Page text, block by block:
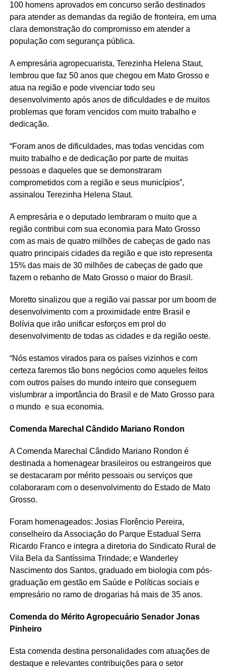
100 homens aprovados em concurso serão destinados
para atender as demandas da região de fronteira, em uma
clara demonstração do compromisso em atender a
população com segurança pública.
A empresária agropecuarista, Terezinha Helena Staut,
lembrou que faz 50 anos que chegou em Mato Grosso e
atua na região e pode vivenciar todo seu
desenvolvimento após anos de dificuldades e de muitos
problemas que foram vencidos com muito trabalho e
dedicação.
“Foram anos de dificuldades, mas todas vencidas com
muito trabalho e de dedicação por parte de muitas
pessoas e daqueles que se demonstraram
comprometidos com a região e seus municípios”,
assinalou Terezinha Helena Staut.
A empresária e o deputado lembraram o muito que a
região contribui com sua economia para Mato Grosso
com as mais de quatro milhões de cabeças de gado nas
quatro principais cidades da região e que isto representa
15% das mais de 30 milhões de cabeças de gado que
fazem o rebanho de Mato Grosso o maior do Brasil.
Moretto sinalizou que a região vai passar por um boom de
desenvolvimento com a proximidade entre Brasil e
Bolívia que irão unificar esforços em prol do
desenvolvimento de todas as cidades e da região oeste.
“Nós estamos virados para os países vizinhos e com
certeza faremos tão bons negócios como aqueles feitos
com outros países do mundo inteiro que conseguem
vislumbrar a importância do Brasil e de Mato Grosso para
o mundo e sua economia.
Comenda Marechal Cândido Mariano Rondon
A Comenda Marechal Cândido Mariano Rondon é
destinada a homenagear brasileiros ou estrangeiros que
se destacaram por mérito pessoais ou serviços que
colaboraram com o desenvolvimento do Estado de Mato
Grosso.
Foram homenageados: Josias Florêncio Pereira,
conselheiro da Associação do Parque Estadual Serra
Ricardo Franco e integra a diretoria do Sindicato Rural de
Vila Bela da Santíssima Trindade; e Wanderley
Nascimento dos Santos, graduado em biologia com pós-
graduação em gestão em Saúde e Políticas sociais e
empresário no ramo de drogarias há mais de 35 anos.
Comenda do Mérito Agropecuário Senador Jonas
Pinheiro
Esta comenda destina personalidades com atuações de
destaque e relevantes contribuições para o setor